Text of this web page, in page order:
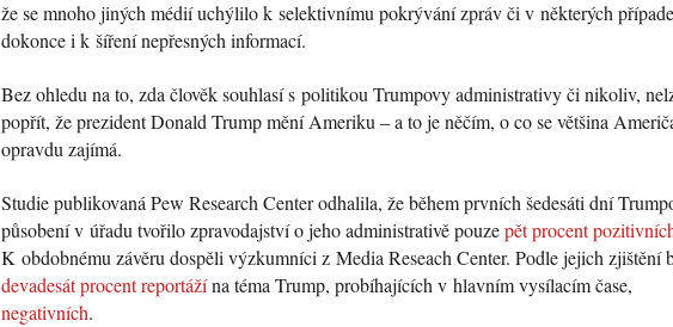
že se mnoho jiných médií uchýlilo k selektivnímu pokrývání zpráv či v některých
dokonce i k šíření nepřesných informací.
Bez ohledu na to, zda člověk souhlasí s politikou Trumpovy administrativy či nikoliv,
popřít, že prezident Donald Trump mění Ameriku – a to je něčím, o co se většina
opravdu zajímá.
Studie publikovaná Pew Research Center odhalila, že během prvních šedesáti dní
působení v úřadu tvořilo zpravodajství o jeho administrativě pouzepět procent
K obdobnému závěru dospěli výzkumníci z Media Reseach Center. Podle jejich zjištění
devadesát procent reportážína téma Trump, probíhajících v hlavním vysílacím čase,
negativních.